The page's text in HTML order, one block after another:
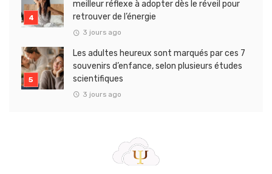
meilleur réflexe à adopter dès le réveil pour
retrouver de l’énergie
3 jours ago
Les adultes heureux sont marqués par ces 7
souvenirs d’enfance, selon plusieurs études
scientifiques
3 jours ago